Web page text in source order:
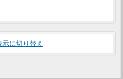
示に切り替え